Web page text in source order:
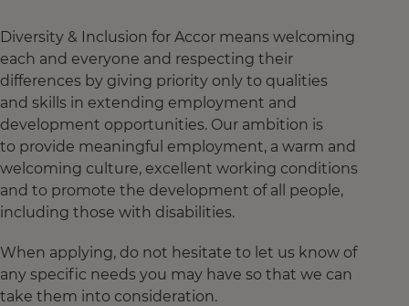
Diversity & Inclusion for Accor means welcoming
each and everyone and respecting their
differences by giving priority only to qualities
and skills in extending employment and
development opportunities. Our ambition is
to provide meaningful employment, a warm and
welcoming culture, excellent working conditions
and to promote the development of all people,
including those with disabilities.
When applying, do not hesitate to let us know of
any specific needs you may have so that we can
take them into consideration.